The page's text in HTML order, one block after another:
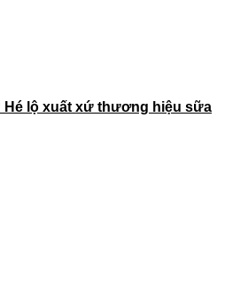
lộ xuất xứ thương hiệu sữa